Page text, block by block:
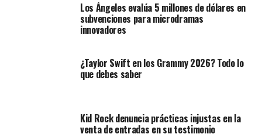
Los Ángeles evalúa 5 millones de dólares en
subvenciones para microdramas
innovadores
¿Taylor Swift en los Grammy 2026? Todo lo
que debes saber
Kid Rock denuncia prácticas injustas en la
venta de entradas en su testimonio